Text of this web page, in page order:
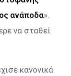
ανάποδα».
να σταθεί
κανονικά